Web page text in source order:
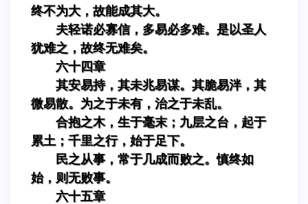
终不为大，故能成其大。
夫轻诺必寡信，多易必多难。是以圣人
犹难之，故终无难矣。
六十四章
其安易持，其未兆易谋。其脆易泮，其
微易散。为之于未有，治之于未乱。
合抱之木，生于毫末；九层之台，起于
累土；千里之行，始于足下。
民之从事，常于几成而败之。慎终如
始，则无败事。
六十五章